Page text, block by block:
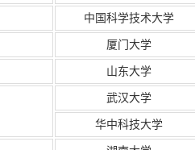
中国科学技术大学
厦门大学
山东大学
武汉大学
华中科技大学